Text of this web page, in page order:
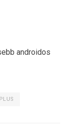
androidos